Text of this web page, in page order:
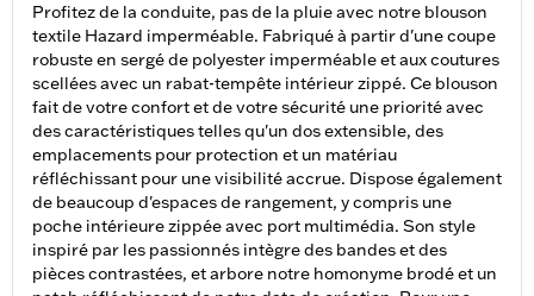
Profitez de la conduite, pas de la pluie avec notre blouson
textile Hazard imperméable. Fabriqué à partir d'une coupe
robuste en sergé de polyester imperméable et aux coutures
scellées avec un rabat-tempête intérieur zippé. Ce blouson
fait de votre confort et de votre sécurité une priorité avec
des caractéristiques telles qu'un dos extensible, des
emplacements pour protection et un matériau
réfléchissant pour une visibilité accrue. Dispose également
de beaucoup d'espaces de rangement, y compris une
poche intérieure zippée avec port multimédia. Son style
inspiré par les passionnés intègre des bandes et des
pièces contrastées, et arbore notre homonyme brodé et un